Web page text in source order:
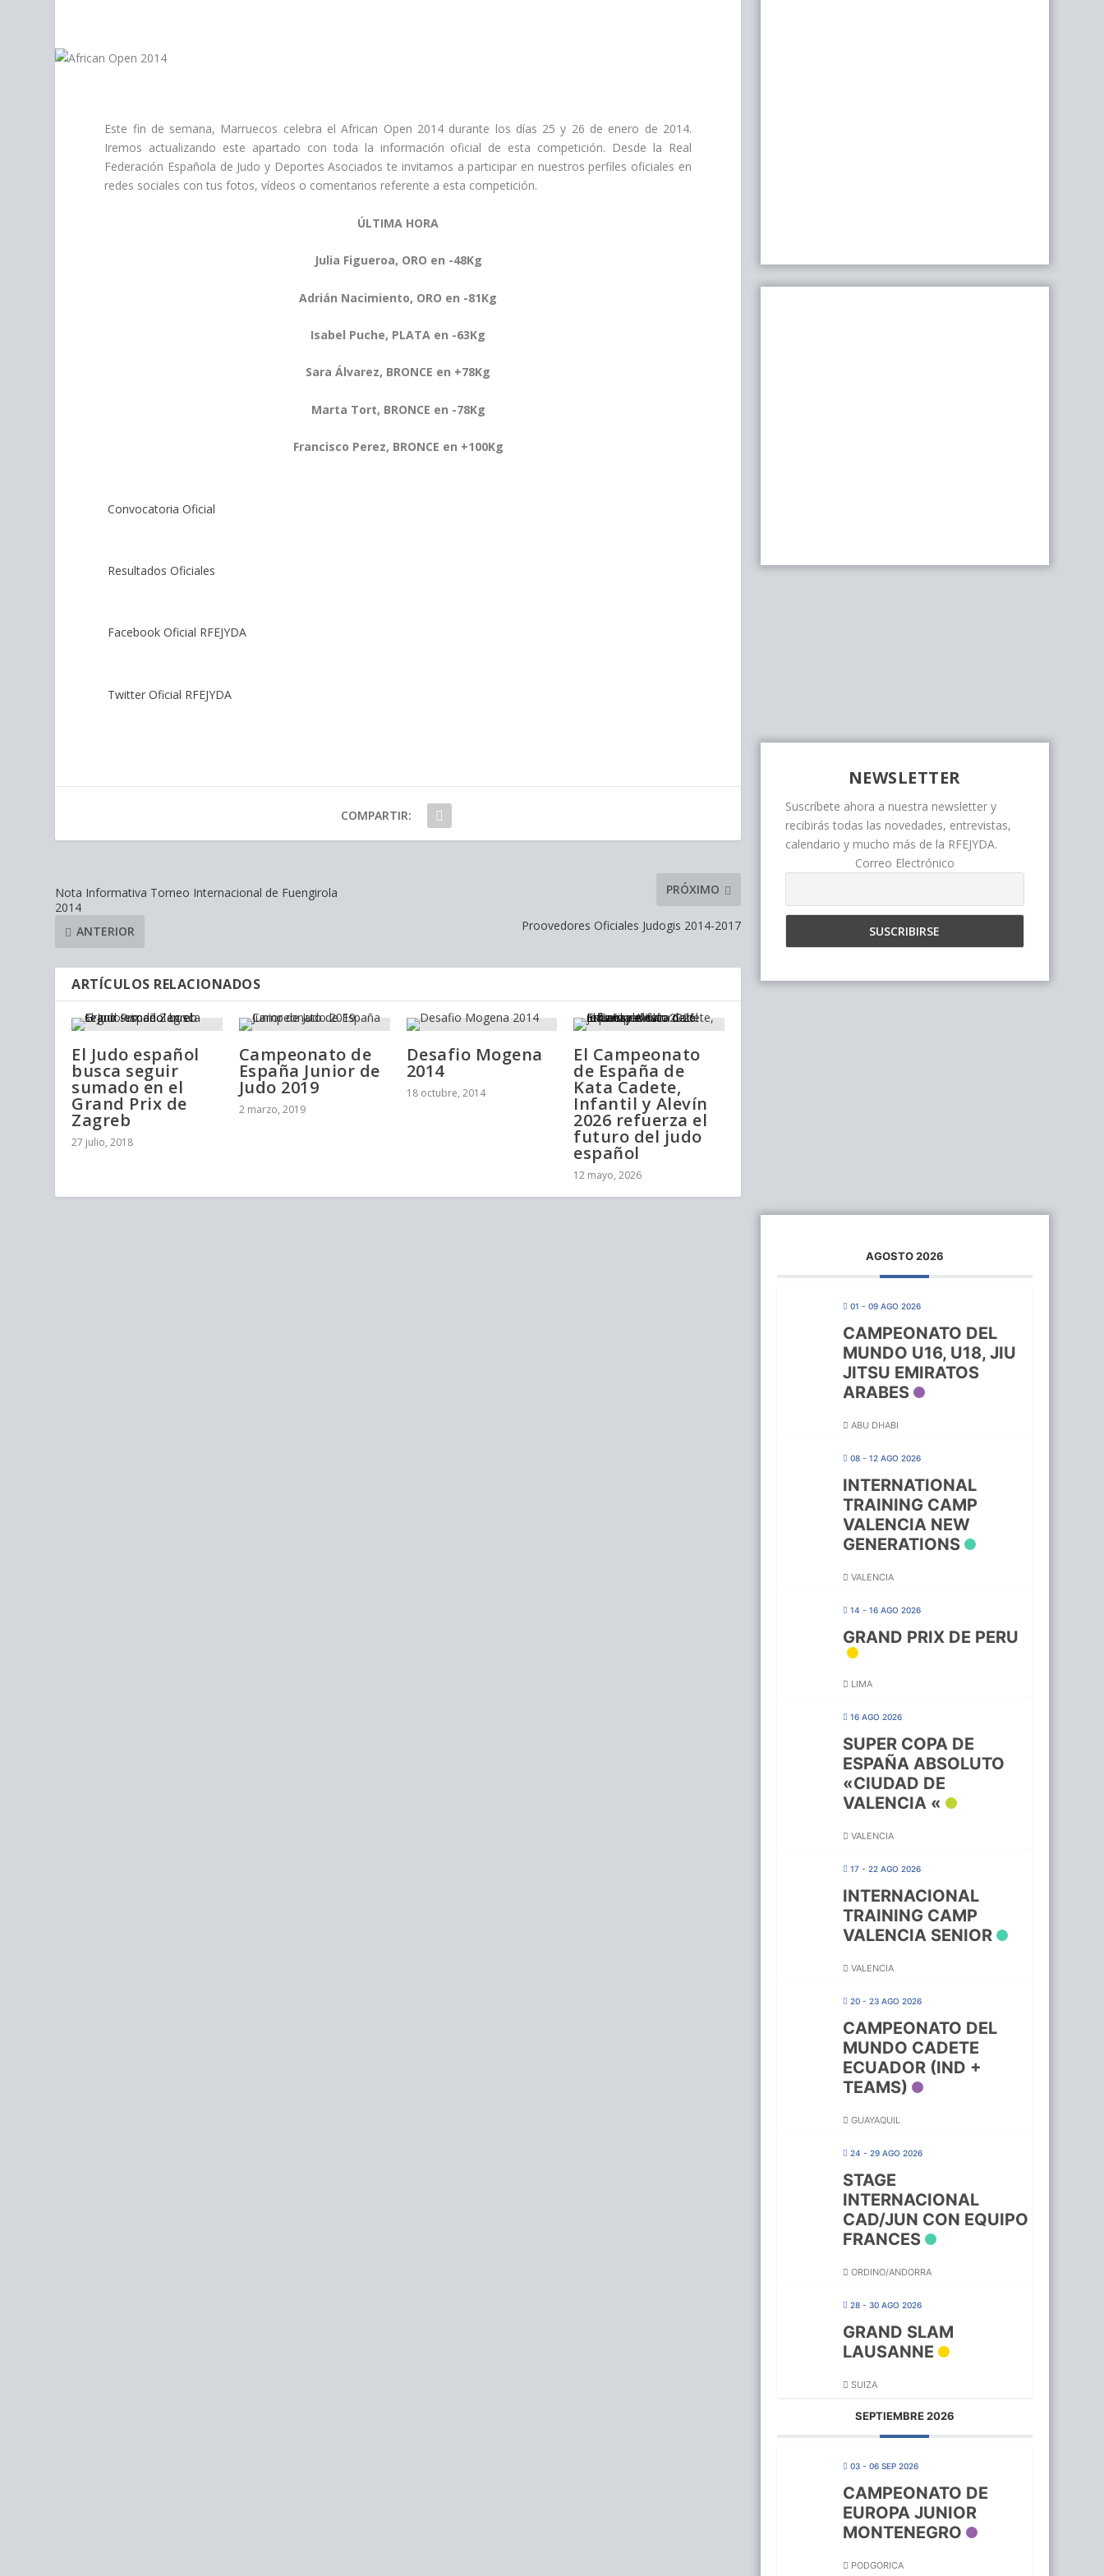
Este fin de semana, Marruecos celebra el African Open 2014 durante los días 25 y 26 de enero de 2014.
Iremos actualizando este apartado con toda la información oficial de esta competición. Desde la Real
Federación Española de Judo y Deportes Asociados te invitamos a participar en nuestros perfiles oficiales en
redes sociales con tus fotos, vídeos o comentarios referente a esta competición.
ÚLTIMA HORA
Julia Figueroa, ORO en -48Kg
Adrián Nacimiento, ORO en -81Kg
Isabel Puche, PLATA en -63Kg
Sara Álvarez, BRONCE en +78Kg
Marta Tort, BRONCE en -78Kg
Francisco Perez, BRONCE en +100Kg
Convocatoria Oficial
Resultados Oficiales
Facebook Oficial RFEJYDA
Twitter Oficial RFEJYDA
COMPARTIR:
Nota Informativa Torneo Internacional de Fuengirola
2014
ANTERIOR
PRÓXIMO
Proovedores Oficiales Judogis 2014-2017
ARTÍCULOS RELACIONADOS
El Judo español
busca seguir
sumado en el
Grand Prix de
Zagreb
27 julio, 2018
Campeonato de
España Junior de
Judo 2019
2 marzo, 2019
Desafio Mogena
2014
18 octubre, 2014
El Campeonato
de España de
Kata Cadete,
Infantil y Alevín
2026 refuerza el
futuro del judo
español
12 mayo, 2026
NEWSLETTER
Suscríbete ahora a nuestra newsletter y
recibirás todas las novedades, entrevistas,
calendario y mucho más de la RFEJYDA.
Correo Electrónico
AGOSTO 2026
01 - 09 AGO 2026
CAMPEONATO DEL
MUNDO U16, U18, JIU
JITSU EMIRATOS
ARABES
ABU DHABI
08 - 12 AGO 2026
INTERNATIONAL
TRAINING CAMP
VALENCIA NEW
GENERATIONS
VALENCIA
14 - 16 AGO 2026
GRAND PRIX DE PERU
LIMA
16 AGO 2026
SUPER COPA DE
ESPAÑA ABSOLUTO
«CIUDAD DE
VALENCIA «
VALENCIA
17 - 22 AGO 2026
INTERNACIONAL
TRAINING CAMP
VALENCIA SENIOR
VALENCIA
20 - 23 AGO 2026
CAMPEONATO DEL
MUNDO CADETE
ECUADOR (IND +
TEAMS)
GUAYAQUIL
24 - 29 AGO 2026
STAGE
INTERNACIONAL
CAD/JUN CON EQUIPO
FRANCES
ORDINO/ANDORRA
28 - 30 AGO 2026
GRAND SLAM
LAUSANNE
SUIZA
SEPTIEMBRE 2026
03 - 06 SEP 2026
CAMPEONATO DE
EUROPA JUNIOR
MONTENEGRO
PODGORICA